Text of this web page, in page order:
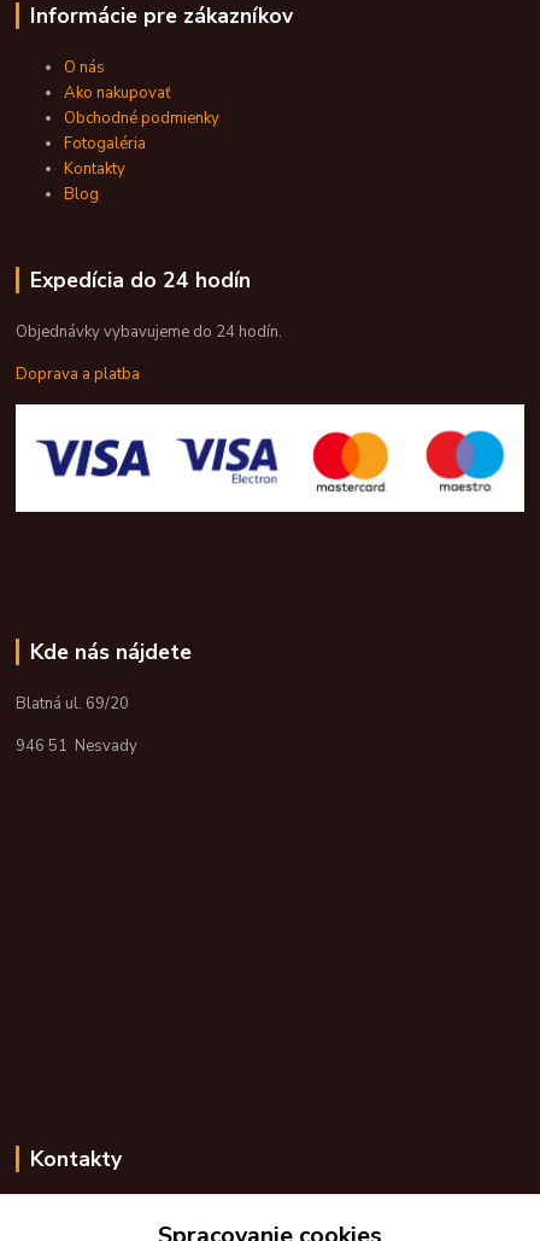
Informácie pre zákazníkov
O nás
Ako nakupovať
Obchodné podmienky
Fotogaléria
Kontakty
Blog
Expedícia do 24 hodín
Objednávky vybavujeme do 24 hodín.
Doprava a platba
Kde nás nájdete
Blatná ul. 69/20
946 51 Nesvady
Kontakty
+421 948 776 224